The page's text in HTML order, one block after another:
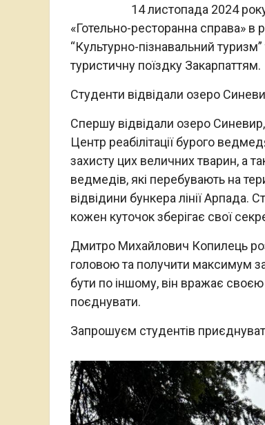
14 листопада 2024
«Готельно-ресторанна справа» в
“Культурно-пізнавальний
туристичну поїздку Закарпаттям.
Студенти відвідали озеро
Спершу відвідали озеро
Центр реабілітації бурого
захисту цих величних тварин, а
ведмедів, які перебувають на
відвідини бункера лінії
кожен куточок зберігає свої
Дмитро Михайлович Копилець
головою та получити максимум
бути по іншому, він вражає
поєднувати.
Запрошуєм студентів